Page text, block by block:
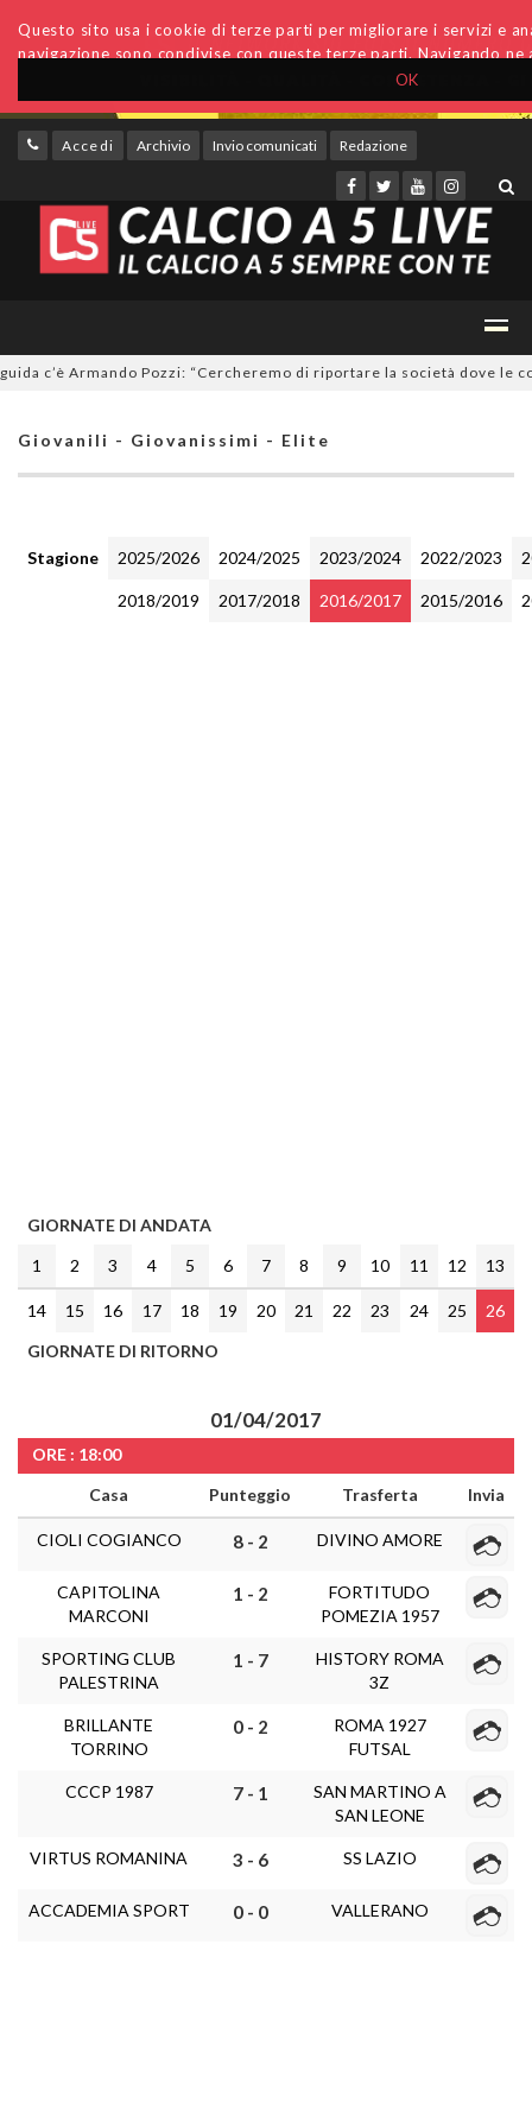
OK
Questo sito usa i cookie di terze parti per migliorare i servizi e
navigazione sono condivise con queste terze parti. Navigando
Accedi Archivio Invio comunicati Redazione
Armando Pozzi: “Cercheremo di riportare la società dove le
Giovanili - Giovanissimi - Elite
Stagione 2025/2026 2024/2025 2023/2024 2022/2023
2018/2019 2017/2018 2016/2017 2015/2016
GIORNATE DI ANDATA
1
2 3 4 5 6 7 8 9 10 11 12 13
14 15 16 17 18 19 20 21 22 23 24 25
26
GIORNATE DI RITORNO
01/04/2017
ORE : 18:00
Casa
Punteggio Trasferta Invia
CIOLI COGIANCO 8 - 2 DIVINO AMORE
CAPITOLINA
MARCONI
1 - 2
FORTITUDO
POMEZIA 1957
SPORTING CLUB
PALESTRINA
1 - 7
HISTORY ROMA
3Z
BRILLANTE
TORRINO
0 - 2
ROMA 1927
FUTSAL
CCCP 1987 7 - 1
SAN MARTINO A
SAN LEONE
VIRTUS ROMANINA 3 - 6 SS LAZIO
ACCADEMIA SPORT 0 - 0 VALLERANO